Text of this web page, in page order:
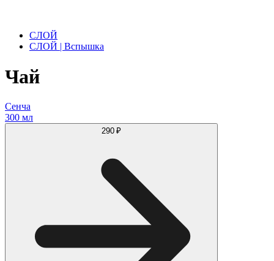
СЛОЙ
СЛОЙ | Вспышка
Чай
Сенча
300 мл
290 ₽